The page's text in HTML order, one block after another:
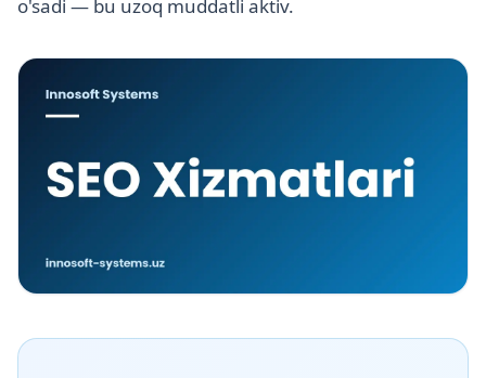
o'sadi — bu uzoq muddatli aktiv.